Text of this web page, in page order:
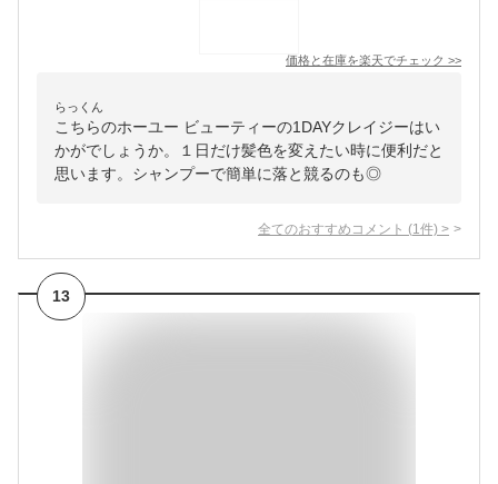
価格と在庫を楽天でチェック >>
らっくん
こちらのホーユー ビューティーの1DAYクレイジーはい
かがでしょうか。１日だけ髪色を変えたい時に便利だと
思います。シャンプーで簡単に落と競るのも◎
全てのおすすめコメント (1 件) >
13